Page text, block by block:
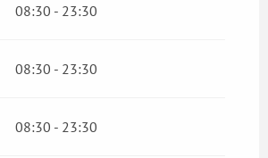
08:30 - 23:30
08:30 - 23:30
08:30 - 23:30